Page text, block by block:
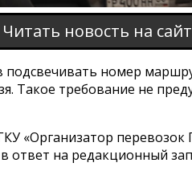
Читать новость на
подсвечивать номер
Такое требование не
«Организатор перевозок
ответ на редакционный